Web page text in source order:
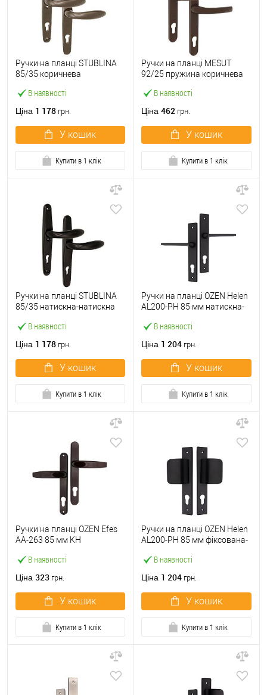
В наявності
Ручки на планці STUBLINA
85/35 коричнева
Ціна 1 178 грн.
У кошик
Купити в 1 клік
В наявності
Ручки на планці MESUT
92/25 пружина коричнева
Ціна 462 грн.
У кошик
Купити в 1 клік
В наявності
Ручки на планці STUBLINA
85/35 натискна-натискна
Ціна 1 178 грн.
У кошик
Купити в 1 клік
В наявності
Ручки на планці OZEN Helen
AL200-PH 85 мм натискна-
Ціна 1 204 грн.
У кошик
Купити в 1 клік
В наявності
Ручки на планці OZEN Efes
AA-263 85 мм KH
Ціна 323 грн.
У кошик
Купити в 1 клік
В наявності
Ручки на планці OZEN Helen
AL200-PH 85 мм фіксована-
Ціна 1 204 грн.
У кошик
Купити в 1 клік